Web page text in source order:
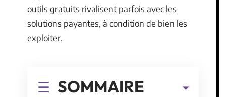
outils gratuits rivalisent parfois avec les
solutions payantes, à condition de bien les
exploiter.
SOMMAIRE